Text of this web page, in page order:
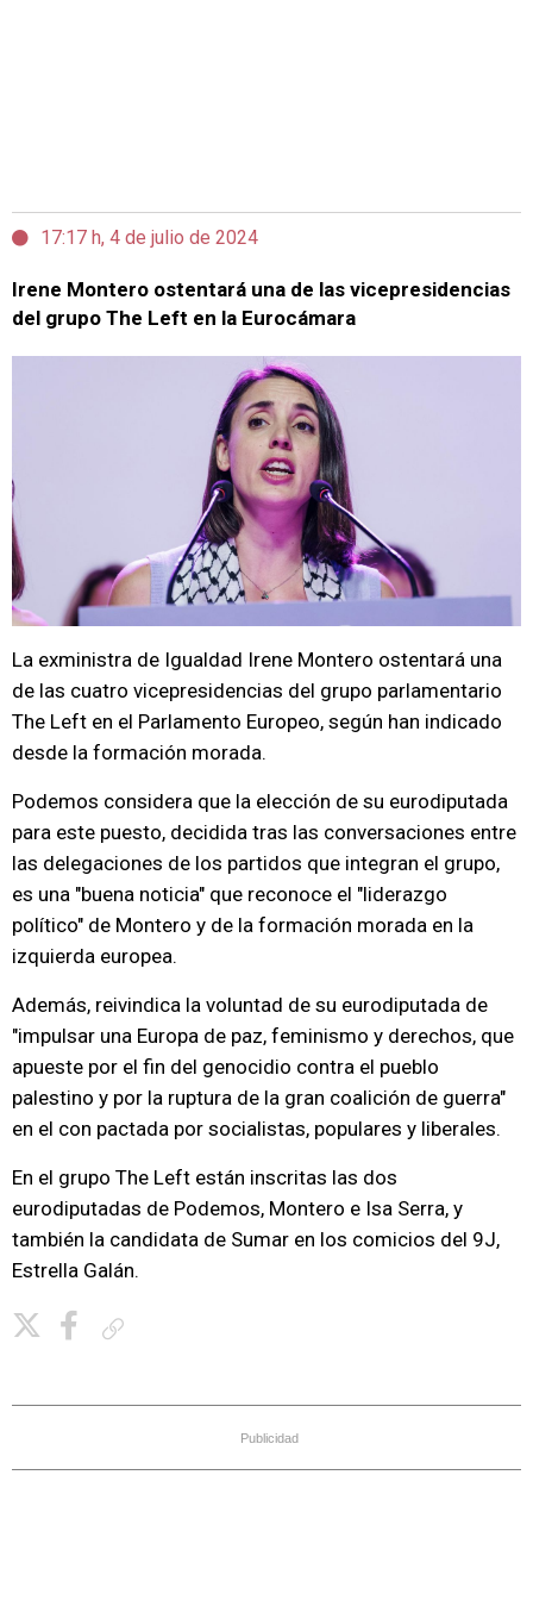
17:17 h, 4 de julio de 2024
Irene Montero ostentará una de las vicepresidencias
del grupo The Left en la Eurocámara
La exministra de Igualdad Irene Montero ostentará una
de las cuatro vicepresidencias del grupo parlamentario
The Left en el Parlamento Europeo, según han indicado
desde la formación morada.
Podemos considera que la elección de su eurodiputada
para este puesto, decidida tras las conversaciones entre
las delegaciones de los partidos que integran el grupo,
es una "buena noticia" que reconoce el "liderazgo
político" de Montero y de la formación morada en la
izquierda europea.
Además, reivindica la voluntad de su eurodiputada de
"impulsar una Europa de paz, feminismo y derechos, que
apueste por el fin del genocidio contra el pueblo
palestino y por la ruptura de la gran coalición de guerra"
en el con pactada por socialistas, populares y liberales.
En el grupo The Left están inscritas las dos
eurodiputadas de Podemos, Montero e Isa Serra, y
también la candidata de Sumar en los comicios del 9J,
Estrella Galán.
Publicidad